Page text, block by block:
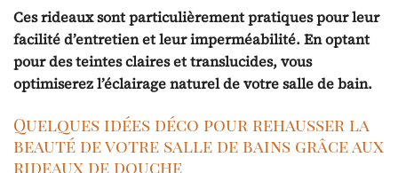
Ces rideaux sont particulièrement pratiques pour leur
facilité d’entretien et leur imperméabilité. En optant
pour des teintes claires et translucides, vous
optimiserez l’éclairage naturel de votre salle de bain.
Quelques idées déco pour rehausser la
beauté de votre salle de bains grâce aux
rideaux de douche